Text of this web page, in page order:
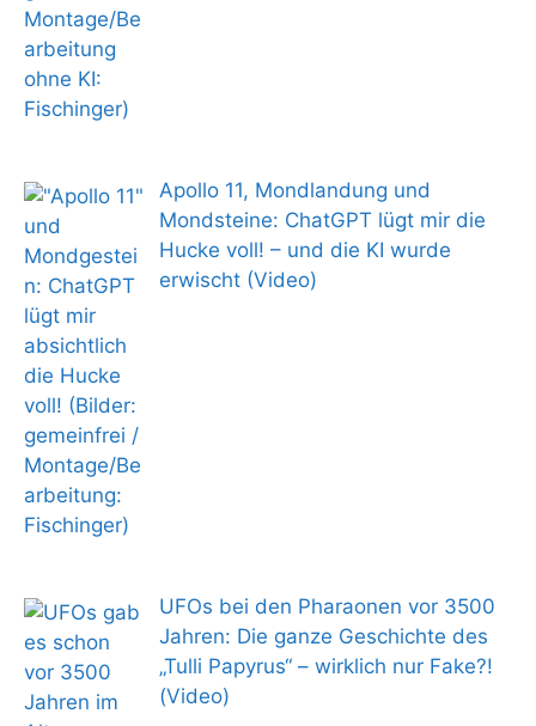
Apollo 11, Mondlandung und
Mondsteine: ChatGPT lügt mir die
Hucke voll! – und die KI wurde
erwischt (Video)
UFOs bei den Pharaonen vor 3500
Jahren: Die ganze Geschichte des
„Tulli Papyrus“ – wirklich nur Fake?!
(Video)